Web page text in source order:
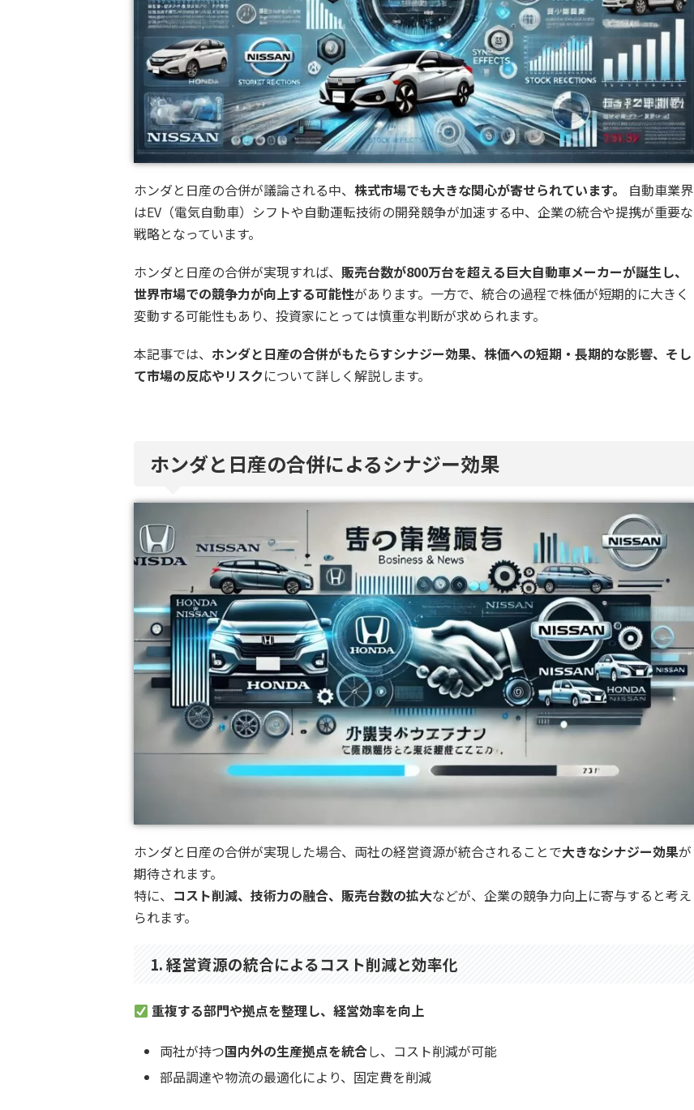
ホンダと日産の合併が議論される中、 株式市場でも大きな関心が寄せられています。
自動車業界
はEV（電気自動車）シフトや自動運転技術の開発競争が加速する中、企業の統合や提携が重要な
戦略となっています。
ホンダと日産の合併が実現すれば、 販売台数が800万台を超える巨大自動車メーカーが誕生し、
世界市場での競争力が向上する可能性があります。一方で、統合の過程で株価が短期的に大きく
変動する可能性もあり、投資家にとっては慎重な判断が求められます。
本記事では、 ホンダと日産の合併がもたらすシナジー効果、株価への短期・長期的な影響、そし
て市場の反応やリスクについて詳しく解説します。
ホンダと日産の合併によるシナジー効果
ホンダと日産の合併が実現した場合、両社の経営資源が統合されることで大きなシナジー効果が
期待されます。
特に、 コスト削減、技術力の融合、販売台数の拡大などが、企業の競争力向上に寄与すると考え
られます。
1. 経営資源の統合によるコスト削減と効率化
重複する部門や拠点を整理し、経営効率を向上
両社が持つ国内外の生産拠点を統合し、コスト削減が可能
部品調達や物流の最適化により、固定費を削減